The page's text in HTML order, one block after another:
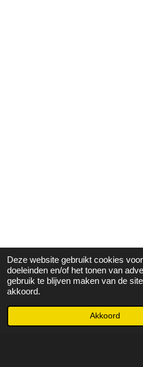
Deze website gebruikt cookies
doeleinden en/of het tonen van
gebruik te blijven maken van de
akkoord.
Akkoord